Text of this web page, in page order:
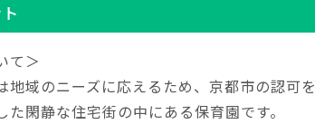
て＞
地域のニーズに応えるため、京都市の認可を
た閑静な住宅街の中にある保育園です。